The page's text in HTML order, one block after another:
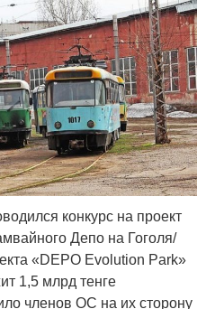
конкурс на проект
Депо на Гоголя/
«DEPO Evolution Park»
1,5 млрд тенге
членов ОС на их сторону